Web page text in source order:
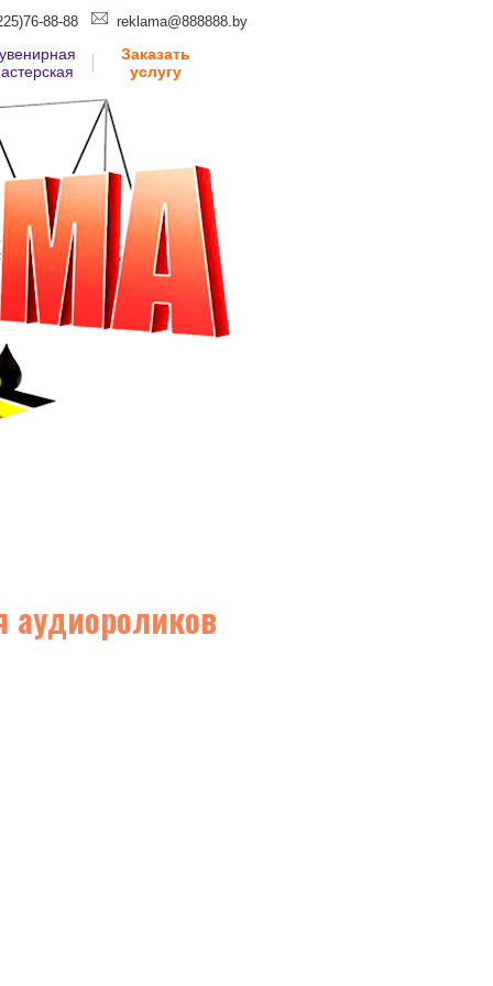
88-88 reklama@888888.by
Заказать
услугу
аудиороликов